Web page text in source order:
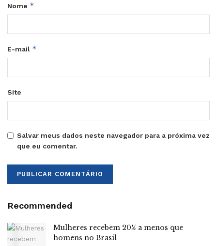
Nome *
E-mail *
Site
Salvar meus dados neste navegador para a próxima vez
que eu comentar.
Recommended
Mulheres recebem 20% a menos que
homens no Brasil